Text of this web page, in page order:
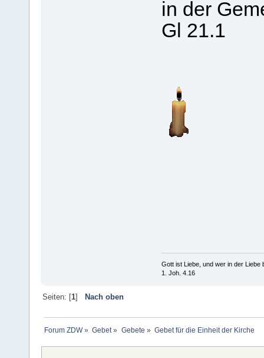
in der
Gl 21.1
Gott ist Liebe, und wer in der Liebe
1. Joh. 4.16
Seiten: [1] Nach oben
Forum ZDW» Gebet» Gebete » Gebet für die Einheit der Kirche